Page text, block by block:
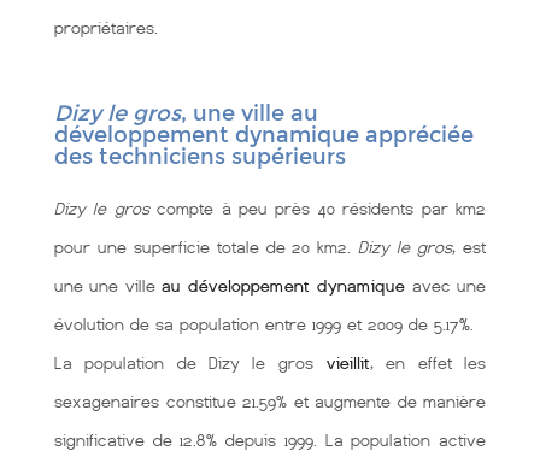
propriétaires.
Dizy le gros, une ville au
développement dynamique appréciée
des techniciens supérieurs
Dizy le groscompte à peu près 40 résidents par km2
pour une superficie totale de 20 km2. Dizy le gros, est
une une ville au développement dynamique avec une
évolution de sa population entre 1999 et 2009 de 5.17%.
La population de Dizy le grosvieillit, en effet les
sexagenaires constitue 21.59% et augmente de manière
significative de 12.8% depuis 1999. La population active